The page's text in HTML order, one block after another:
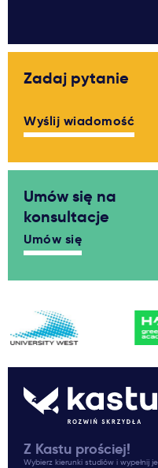
Zadaj pytanie
Wyślij wiadomość
Umów się na
konsultacje
Umów się
Z Kastu prościej!
Wybierz kierunki studiów i wypełnij